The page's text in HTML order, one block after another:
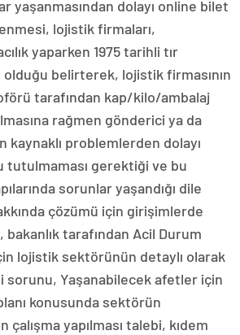
yaşanmasından dolayı online bilet
lojistik firmaları,
yaparken 1975 tarihli tır
belirterek, lojistik firmasının
tarafından kap/kilo/ambalaj
rağmen gönderici ya da
kaynaklı problemlerden dolayı
tutulmaması gerektiği ve bu
sorunlar yaşandığı dile
çözümü için girişimlerde
bakanlık tarafından Acil Durum
lojistik sektörünün detaylı olarak
sorunu, Yaşanabilecek afetler için
konusunda sektörün
yapılması talebi, kıdem